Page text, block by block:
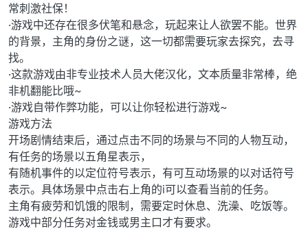
常刺激社保！
·游戏中还存在很多伏笔和悬念，玩起来让人欲罢不能。世界
的背景，主角的身份之谜，这一切都需要玩家去探究，去寻
找。
·这款游戏由非专业技术人员大佬汉化，文本质量非常棒，绝
非机翻能比哦~
·游戏自带作弊功能，可以让你轻松进行游戏~
游戏方法
开场剧情结束后，通过点击不同的场景与不同的人物互动，
有任务的场景以五角星表示，
有随机事件的以定位符号表示，有可互动场景的以对话符号
表示。具体场景中点击右上角的i可以查看当前的任务。
主角有疲劳和饥饿的限制，需要定时休息、洗澡、吃饭等。
游戏中部分任务对金钱或男主口才有要求。